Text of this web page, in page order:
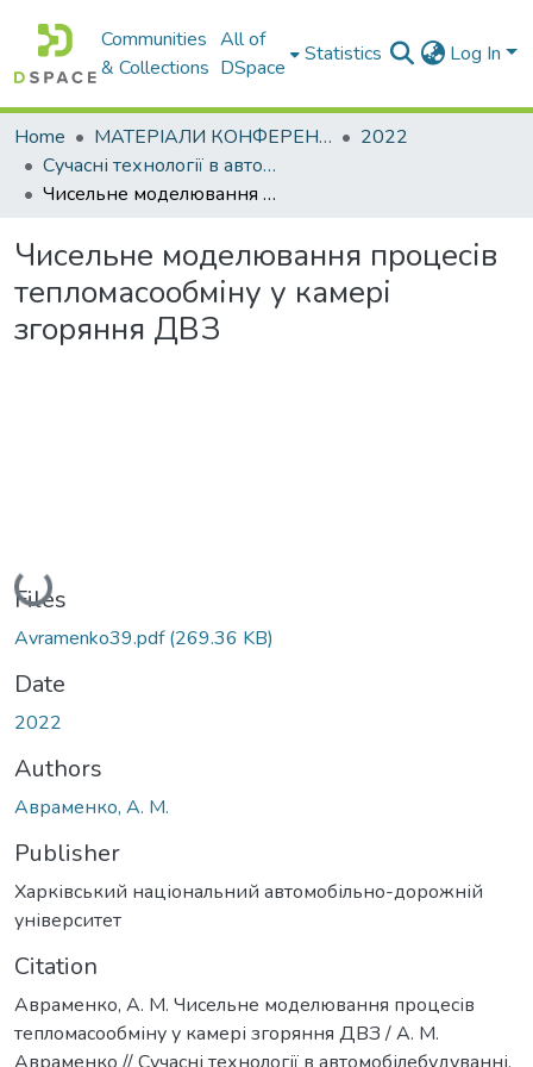
Communities
& Collections
All of
DSpace
Statistics Log In
Home МАТЕРІАЛИ КОНФЕРЕНЦІЙ
2022
Сучасні технології в автомобілебудуванні, транспорті та при підготовці фахівців
Чисельне моделювання процесів тепломасообміну у камері згоряння ДВЗ
Чисельне моделювання процесів
тепломасообміну у камері
згоряння ДВЗ
Loading...
Files
Avramenko39.pdf(269.36 KB)
Date
2022
Authors
Авраменко, А. М.
Publisher
Харківський національний автомобільно-дорожній
університет
Citation
Авраменко, А. М. Чисельне моделювання процесів
тепломасообміну у камері згоряння ДВЗ / А. М.